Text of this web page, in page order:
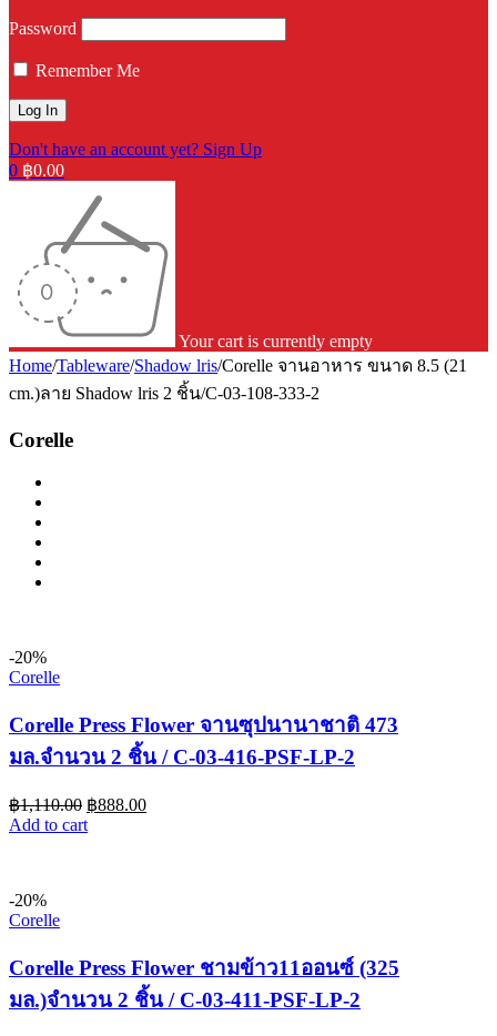
Password
Remember Me
Don't have an account yet? Sign Up
0 ฿0.00
Your cart is currently empty
Home/Tableware/Shadow lris/Corelle จานอาหาร ขนาด 8.5 (21
cm.)ลาย Shadow lris 2 ชิ้น/C-03-108-333-2
Corelle
-20%
Corelle
Corelle Press Flower จานซุปนานาชาติ 473
มล.จำนวน 2 ชิ้น / C-03-416-PSF-LP-2
฿1,110.00 ฿888.00
Add to cart
-20%
Corelle
Corelle Press Flower ชามข้าว11ออนซ์ (325
มล.)จำนวน 2 ชิ้น / C-03-411-PSF-LP-2